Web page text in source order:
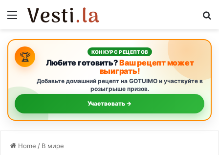
Menu
🏆 КОНКУРС РЕЦЕПТОВ
Любите готовить?Ваш рецепт может
выиграть!
Добавьте домашний рецепт на GOTUIMO и участвуйте в
розыгрыше призов.
Участвовать →
Home / В мире